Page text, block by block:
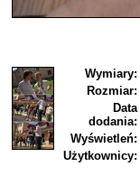
Wymiary:
Rozmiar:
Data
dodania:
Wyświetleń:
Użytkownicy: